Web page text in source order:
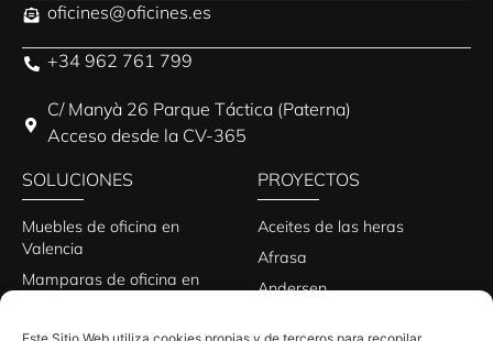
oficines@oficines.es
+34 962 761 799
C/ Manyà 26 Parque Táctica (Paterna)
Acceso desde la CV-365
SOLUCIONES
Muebles de oficina en
Valencia
Mamparas de oficina en
Mesas de oficina en Valencia
PROYECTOS
Aceites de las heras
Afrasa
Andersen